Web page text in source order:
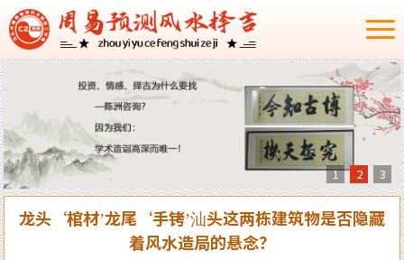
1 2 3
龙头‘棺材’龙尾‘手铐’汕头这两栋建筑物是否隐藏
着风水造局的悬念？